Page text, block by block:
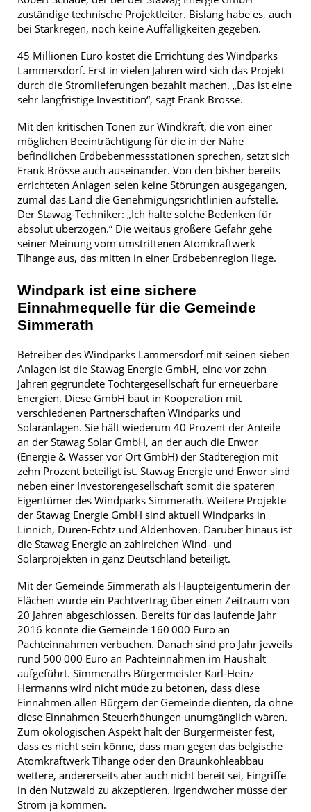
zuständige technische Projektleiter. Bislang habe es, auch
bei Starkregen, noch keine Auffälligkeiten gegeben.
45 Millionen Euro kostet die Errichtung des Windparks
Lammersdorf. Erst in vielen Jahren wird sich das Projekt
durch die Stromlieferungen bezahlt machen. „Das ist eine
sehr langfristige Investition“, sagt Frank Brösse.
Mit den kritischen Tönen zur Windkraft, die von einer
möglichen Beeinträchtigung für die in der Nähe
befindlichen Erdbebenmessstationen sprechen, setzt sich
Frank Brösse auch auseinander. Von den bisher bereits
errichteten Anlagen seien keine Störungen ausgegangen,
zumal das Land die Genehmigungsrichtlinien aufstelle.
Der Stawag-Techniker: „Ich halte solche Bedenken für
absolut überzogen.“ Die weitaus größere Gefahr gehe
seiner Meinung vom umstrittenen Atomkraftwerk
Tihange aus, das mitten in einer Erdbebenregion liege.
Windpark ist eine sichere
Einnahmequelle für die Gemeinde
Simmerath
Betreiber des Windparks Lammersdorf mit seinen sieben
Anlagen ist die Stawag Energie GmbH, eine vor zehn
Jahren gegründete Tochtergesellschaft für erneuerbare
Energien. Diese GmbH baut in Kooperation mit
verschiedenen Partnerschaften Windparks und
Solaranlagen. Sie hält wiederum 40 Prozent der Anteile
an der Stawag Solar GmbH, an der auch die Enwor
(Energie & Wasser vor Ort GmbH) der Städteregion mit
zehn Prozent beteiligt ist. Stawag Energie und Enwor sind
neben einer Investorengesellschaft somit die späteren
Eigentümer des Windparks Simmerath. Weitere Projekte
der Stawag Energie GmbH sind aktuell Windparks in
Linnich, Düren-Echtz und Aldenhoven. Darüber hinaus ist
die Stawag Energie an zahlreichen Wind- und
Solarprojekten in ganz Deutschland beteiligt.
Mit der Gemeinde Simmerath als Haupteigentümerin der
Flächen wurde ein Pachtvertrag über einen Zeitraum von
20 Jahren abgeschlossen. Bereits für das laufende Jahr
2016 konnte die Gemeinde 160 000 Euro an
Pachteinnahmen verbuchen. Danach sind pro Jahr jeweils
rund 500 000 Euro an Pachteinnahmen im Haushalt
aufgeführt. Simmeraths Bürgermeister Karl-Heinz
Hermanns wird nicht müde zu betonen, dass diese
Einnahmen allen Bürgern der Gemeinde dienten, da ohne
diese Einnahmen Steuerhöhungen unumgänglich wären.
Zum ökologischen Aspekt hält der Bürgermeister fest,
dass es nicht sein könne, dass man gegen das belgische
Atomkraftwerk Tihange oder den Braunkohleabbau
wettere, andererseits aber auch nicht bereit sei, Eingriffe
in den Nutzwald zu akzeptieren. Irgendwoher müsse der
Strom ja kommen.